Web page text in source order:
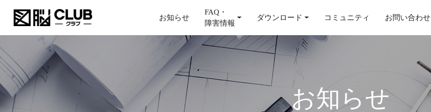
お知らせ
FAQ・
障害情報
ダウンロード コミュニティ お問い合わせ
お知らせ